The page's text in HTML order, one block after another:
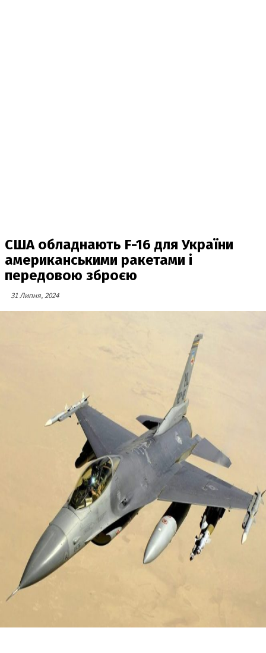
США обладнають F-16 для України
американськими ракетами і
передовою зброєю
31 Липня, 2024